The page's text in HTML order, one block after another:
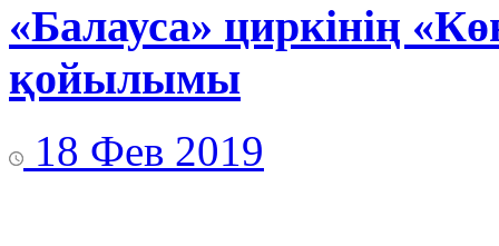
«Балауса» циркінің
қойылымы
18 Фев 2019